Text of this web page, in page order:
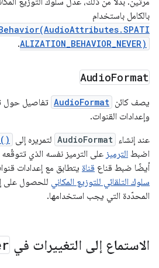
بالكامل باستخدام
ALIZATION_BEHAVIOR_NEVER)
.
AudioFormat
يصف كائن AudioFormat تفاصيل حول
وإعدادات القنوات.
عند إنشاء AudioFormat لتمريره إلى
اضبط الترميز على الترميز نفسه الذي
أيضًا ضبط قناع قناة يتطابق مع إعدادات
سلوك التلقائي للتوزيع المكاني للحصول على
المحدّدة التي يجب استخدامها.
الاستماع إلى التغييرات في